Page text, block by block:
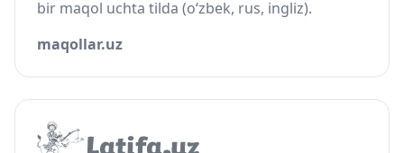
bir maqol uchta tilda (o‘zbek, rus, ingliz).
maqollar.uz